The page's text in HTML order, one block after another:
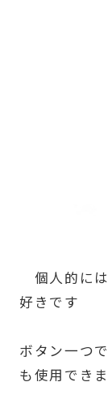
個人的に
好きです
ボタン一つ
も使用でき